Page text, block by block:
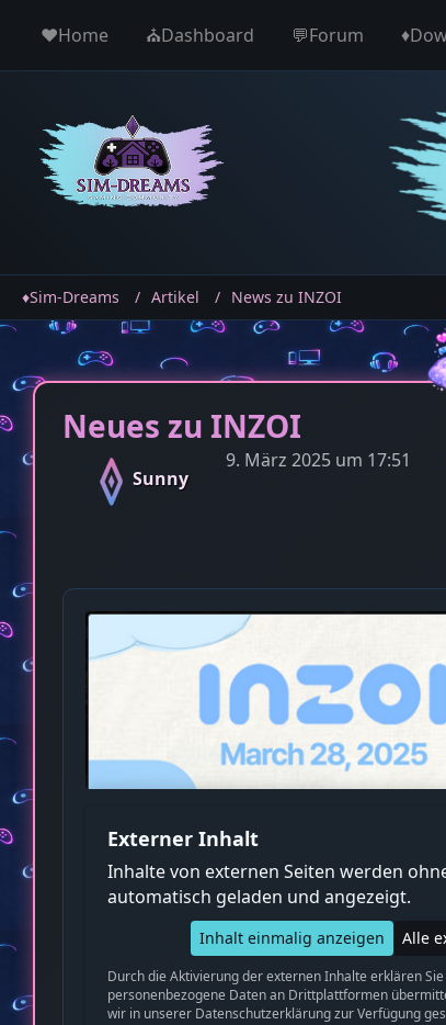
♥️Home ⛪️Dashboard 💬Forum
♦️Sim-Dreams Artikel News zu INZOI
Neues zu INZOI
Sunny
9. März 2025 um 17:51
Externer Inhalt
Inhalte von externen Seiten werden
automatisch geladen und angezeigt.
Inhalt einmalig anzeigen Alle
Durch die Aktivierung der externen Inhalte erklären
personenbezogene Daten an Drittplattformen
wir in unserer Datenschutzerklärung zur Verfügung